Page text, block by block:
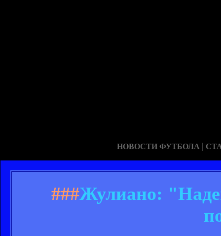
НОВОСТИ ФУТБОЛА |
###Жулиано: